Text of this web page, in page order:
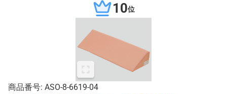
10位
商品番号: ASO-8-6619-04